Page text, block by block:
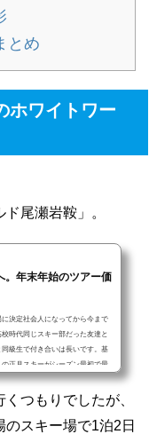
とめ
ホワイトワー
尾瀬岩鞍」。
。年末年始のツアー価
決定社会人になってから今まで
時代同じスキー部だった友達と
級生で付き合いは長いです。基
正月スキーがシーズン最初で最
金をケチることはなく、かなり
くかは夏頃に決めます。やっぱ
んかは8...
つもりでしたが、
スキー場で1泊2日